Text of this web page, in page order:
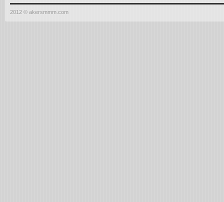
2012 © akersmmm.com